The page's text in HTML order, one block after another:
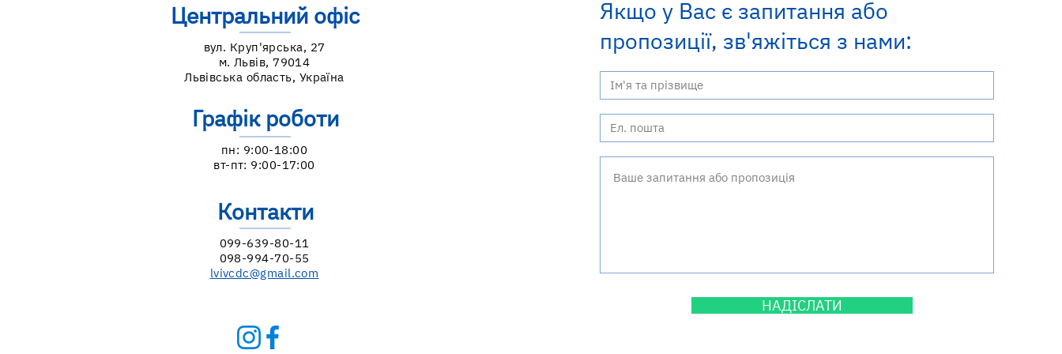
Центральний офіс
вул. Круп'ярська, 27
м. Львів, 79014
Львівська область, Україна
Графік роботи
пн: 9:00-18:00
вт-пт: 9:00-17:00
Контакти
099-639-80-11
098-994-70-55
lvivcdc@gmail.com
Якщо у Вас є запитання або
пропозиції, зв'яжіться з нами:
НАДІСЛАТИ